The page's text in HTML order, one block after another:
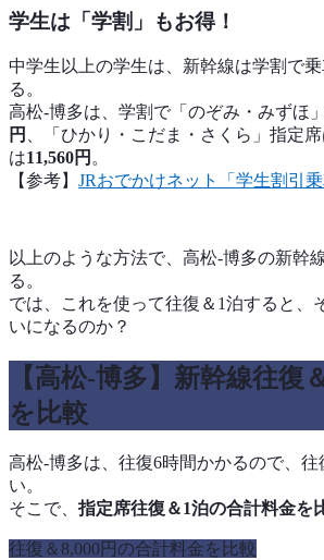
学生は「学割」もお得！
中学生以上の学生は、新幹線は学割で
る。
高松-博多は、学割で「のぞみ・みずほ
円
、「ひかり・こだま・さくら」指定
は11,560円 。
【参考】 JRおでかけネット「学生割引乗
以上のような方法で、高松-博多の新幹
る。
では、これを使って往復＆1泊すると、
いになるのか？
【高松-博多】新幹線往復
を比較
高松-博多は、往復6時間かかるので、
い。
そこで、 指定席往復＆1泊の合計料金を
往復＆8,000円の合計料金を比較